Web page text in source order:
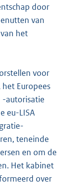
door
van
het
voor
het Europees
-autorisatie
eu-LISA
teneinde
en om de
Het kabinet
over